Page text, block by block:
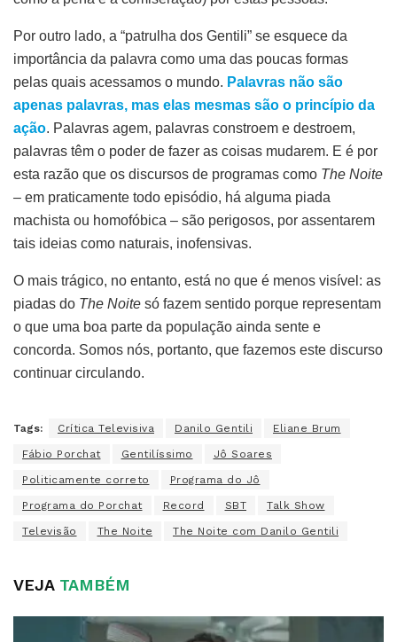
Por outro lado, a “patrulha dos Gentili” se esquece da
importância da palavra como uma das poucas formas
pelas quais acessamos o mundo. Palavras não são
apenas palavras, mas elas mesmas são o princípio da
ação. Palavras agem, palavras constroem e destroem,
palavras têm o poder de fazer as coisas mudarem. E é por
esta razão que os discursos de programas como The Noite
– em praticamente todo episódio, há alguma piada
machista ou homofóbica – são perigosos, por assentarem
tais ideias como naturais, inofensivas.
O mais trágico, no entanto, está no que é menos visível: as
piadas do The Noite só fazem sentido porque representam
o que uma boa parte da população ainda sente e
concorda. Somos nós, portanto, que fazemos este discurso
continuar circulando.
Tags: Crítica Televisiva Danilo Gentili Eliane Brum
Fábio Porchat Gentilíssimo Jô Soares
Politicamente correto Programa do Jô
Programa do Porchat Record SBT Talk Show
Televisão The Noite The Noite com Danilo Gentili
VEJATAMBÉM